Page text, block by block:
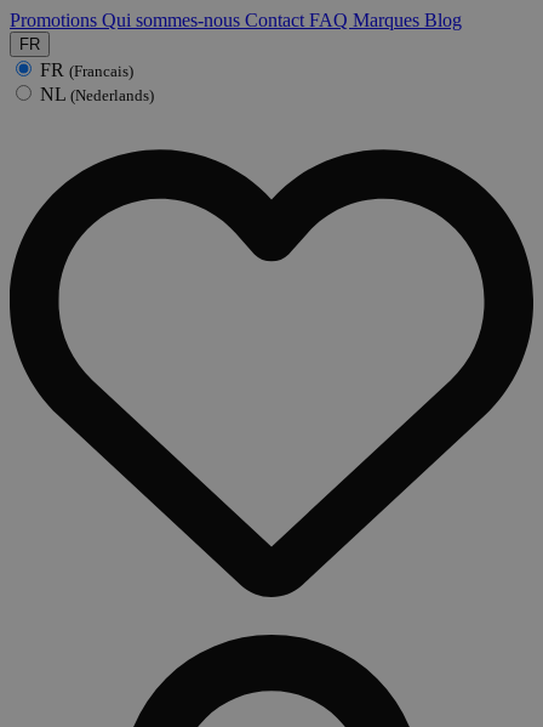
Promotions Qui sommes-nous Contact FAQ Marques Blog
FR
FR (Francais)
NL (Nederlands)